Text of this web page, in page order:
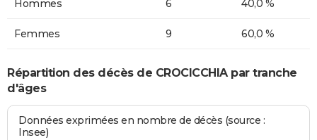
Hommes 6 40,0 %
Femmes 9 60,0 %
Répartition des décès de CROCICCHIA par tranche
d'âges
Données exprimées en nombre de décès (source :
Insee)